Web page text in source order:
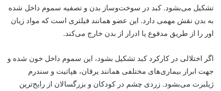
تشکیل می‌بشود. کبد در سوخت‌وساز بدن و تصفیه سموم داخل شده
به بدن نقش مهمی دارد. این عضو همانند فیلتری است که مواد زیان
اور را از طریق مدفوع یا ادرار از بدن خارج می‌کند.
اگر اختلالی در کارکرد کبد تشکیل بشود، این سموم داخل خون شده و
جهت ابراز بیماری‌های مختلفی همانند یرقان، هپاتیت و سندرم
ژیلبرت می‌بشود. زردی چشم در کودکان و بزرگسالان از رایج‌ترین